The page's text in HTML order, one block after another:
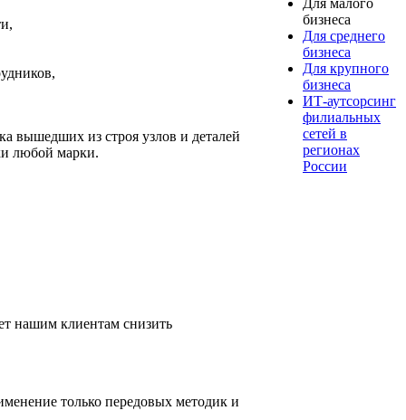
вышедших из строя узлов и деталей
любой марки.
нашим клиентам снизить
только передовых методик и
Для малого
бизнеса
Для среднего
бизнеса
Для крупного
бизнеса
ИТ-аутсорсинг
филиальных
сетей в
регионах
России